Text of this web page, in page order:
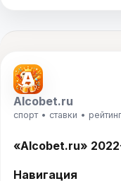
Alcobet.ru
спорт • ставки •
«Alcobet.ru»
Навигация